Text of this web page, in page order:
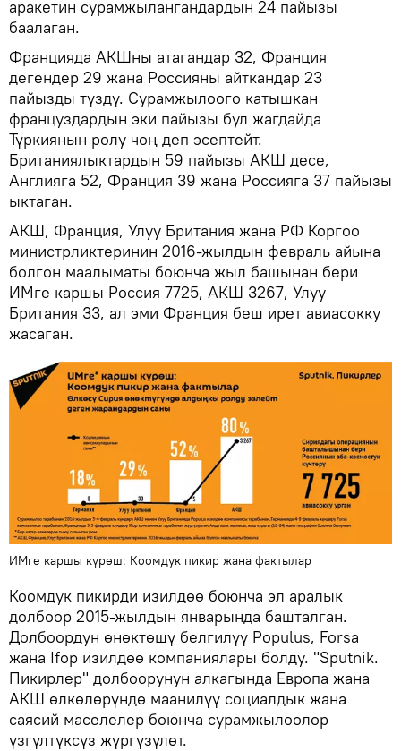
аракетин сурамжылангандардын 24 пайызы
баалаган.
Францияда АКШны атагандар 32, Франция
дегендер 29 жана Россияны айткандар 23
пайызды түздү. Сурамжылоого катышкан
француздардын эки пайызы бул жагдайда
Түркиянын ролу чоң деп эсептейт.
Британиялыктардын 59 пайызы АКШ десе,
Англияга 52, Франция 39 жана Россияга 37 пайызы
ыктаган.
АКШ, Франция, Улуу Британия жана РФ Коргоо
министрликтеринин 2016-жылдын февраль айына
болгон маалыматы боюнча жыл башынан бери
ИМге каршы Россия 7725, АКШ 3267, Улуу
Британия 33, ал эми Франция беш ирет авиасокку
жасаган.
ИМге каршы күрөш: Коомдук пикир жана фактылар
Коомдук пикирди изилдөө боюнча эл аралык
долбоор 2015-жылдын январында башталган.
Долбоордун өнөктөшү белгилүү Populus, Forsa
жана Ifop изилдөө компаниялары болду. "Sputnik.
Пикирлер" долбоорунун алкагында Европа жана
АКШ өлкөлөрүндө маанилүү социалдык жана
саясий маселелер боюнча сурамжылоолор
үзгүлтүксүз жүргүзүлөт.